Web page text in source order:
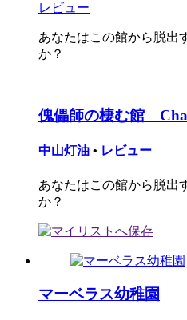
レビュー
あなたはこの館から脱出
か？
傀儡師の棲む館
中山灯油 • レビュー
あなたはこの館から脱出
か？
マーベラス幼稚園